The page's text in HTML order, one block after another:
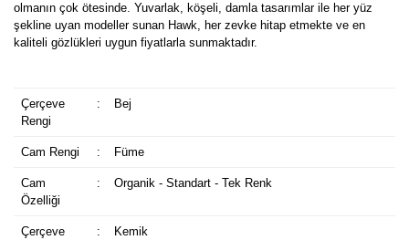
olmanın çok ötesinde. Yuvarlak, köşeli, damla tasarımlar ile her yüz
şekline uyan modeller sunan Hawk, her zevke hitap etmekte ve en
kaliteli gözlükleri uygun fiyatlarla sunmaktadır.
Çerçeve
Rengi
: Bej
Cam Rengi : Füme
Cam
Özelliği
: Organik - Standart - Tek Renk
Çerçeve
: Kemik